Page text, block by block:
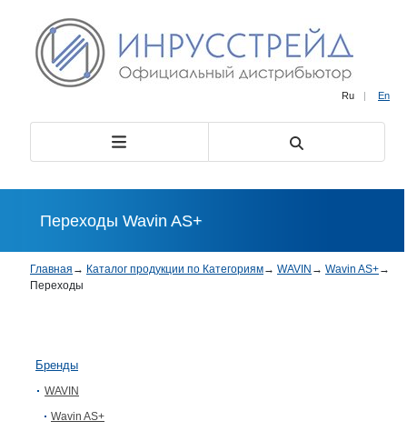
Ru | En
Переходы Wavin AS+
Главная → Каталог продукции по Категориям→ WAVIN → Wavin AS+→
Переходы
Бренды
WAVIN
Wavin AS+